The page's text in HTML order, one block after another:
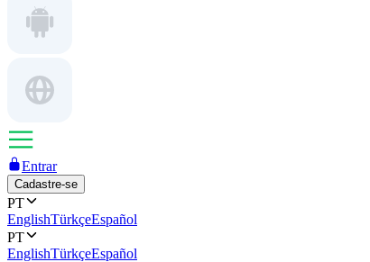
Entrar
Cadastre-se
PT
EnglishTürkçeEspañol
PT
EnglishTürkçeEspañol